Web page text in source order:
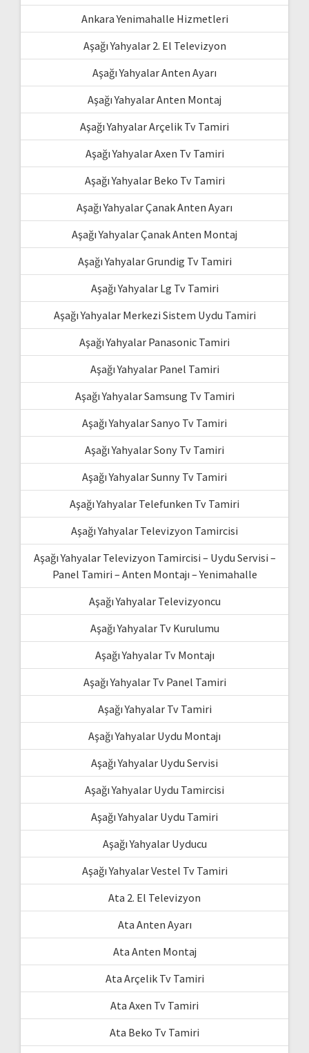
Ankara Yenimahalle Hizmetleri
Aşağı Yahyalar 2. El Televizyon
Aşağı Yahyalar Anten Ayarı
Aşağı Yahyalar Anten Montaj
Aşağı Yahyalar Arçelik Tv Tamiri
Aşağı Yahyalar Axen Tv Tamiri
Aşağı Yahyalar Beko Tv Tamiri
Aşağı Yahyalar Çanak Anten Ayarı
Aşağı Yahyalar Çanak Anten Montaj
Aşağı Yahyalar Grundig Tv Tamiri
Aşağı Yahyalar Lg Tv Tamiri
Aşağı Yahyalar Merkezi Sistem Uydu Tamiri
Aşağı Yahyalar Panasonic Tamiri
Aşağı Yahyalar Panel Tamiri
Aşağı Yahyalar Samsung Tv Tamiri
Aşağı Yahyalar Sanyo Tv Tamiri
Aşağı Yahyalar Sony Tv Tamiri
Aşağı Yahyalar Sunny Tv Tamiri
Aşağı Yahyalar Telefunken Tv Tamiri
Aşağı Yahyalar Televizyon Tamircisi
Aşağı Yahyalar Televizyon Tamircisi – Uydu Servisi –
Panel Tamiri – Anten Montajı – Yenimahalle
Aşağı Yahyalar Televizyoncu
Aşağı Yahyalar Tv Kurulumu
Aşağı Yahyalar Tv Montajı
Aşağı Yahyalar Tv Panel Tamiri
Aşağı Yahyalar Tv Tamiri
Aşağı Yahyalar Uydu Montajı
Aşağı Yahyalar Uydu Servisi
Aşağı Yahyalar Uydu Tamircisi
Aşağı Yahyalar Uydu Tamiri
Aşağı Yahyalar Uyducu
Aşağı Yahyalar Vestel Tv Tamiri
Ata 2. El Televizyon
Ata Anten Ayarı
Ata Anten Montaj
Ata Arçelik Tv Tamiri
Ata Axen Tv Tamiri
Ata Beko Tv Tamiri